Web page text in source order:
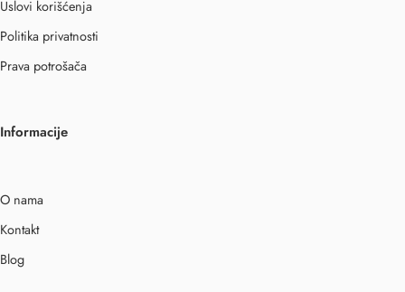
Uslovi korišćenja
Politika privatnosti
Prava potrošača
Informacije
O nama
Kontakt
Blog